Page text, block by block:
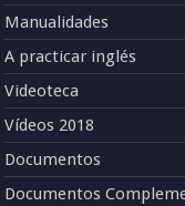
Manualidades
A practicar inglés
Videoteca
Vídeos 2018
Documentos
Documentos